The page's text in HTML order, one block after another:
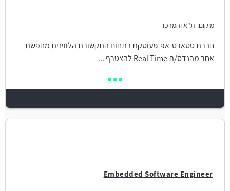
מיקום: ת"א והמרכז
חברת סטארט-אפ שעוסקת בתחום התקשורת הלווינית מחפשת
אחר מהנדס/ת Real Time להצטרף ...
Embedded Software Engineer